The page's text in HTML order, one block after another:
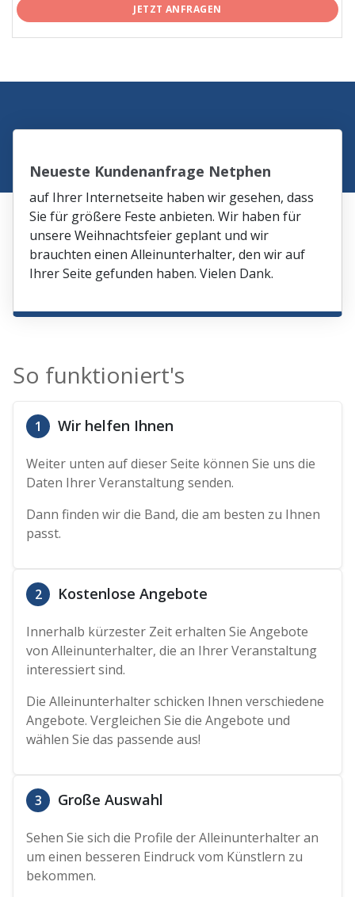
JETZT ANFRAGEN
Neueste Kundenanfrage Netphen
auf Ihrer Internetseite haben wir gesehen, dass
Sie für größere Feste anbieten. Wir haben für
unsere Weihnachtsfeier geplant und wir
brauchten einen Alleinunterhalter, den wir auf
Ihrer Seite gefunden haben. Vielen Dank.
So funktioniert's
1 Wir helfen Ihnen
Weiter unten auf dieser Seite können Sie uns die
Daten Ihrer Veranstaltung senden.
Dann finden wir die Band, die am besten zu Ihnen
passt.
2 Kostenlose Angebote
Innerhalb kürzester Zeit erhalten Sie Angebote
von Alleinunterhalter, die an Ihrer Veranstaltung
interessiert sind.
Die Alleinunterhalter schicken Ihnen verschiedene
Angebote. Vergleichen Sie die Angebote und
wählen Sie das passende aus!
3 Große Auswahl
Sehen Sie sich die Profile der Alleinunterhalter an
um einen besseren Eindruck vom Künstlern zu
bekommen.